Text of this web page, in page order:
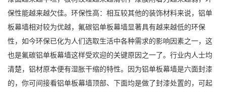
保性能越来越欠佳。环保性高：相互较其他的装饰材料来说，铝单
板幕墙相对较为优越，氟碳铝单板幕墙显著具有越来越低的环保
性，如今环保已化为人们选取生活中各种需求的影响因素之一，这
也是氟碳铝单板幕墙这样受欢迎的关键原因之一了。行业内人士均
清楚，铝材原本便有湿胀干缩的特性。因为铝单板幕墙是六面封漆
的，你可间接看铝单板幕墙顶部、下面均是做了封漆处置的，可起